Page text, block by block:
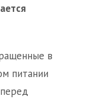
в
питании